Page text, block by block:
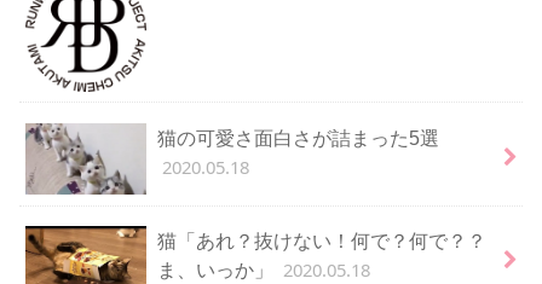
猫の可愛さ面白さが詰まった5選
2020.05.18
猫「あれ？抜けない！何で？何で？？
ま、いっか」
2020.05.18